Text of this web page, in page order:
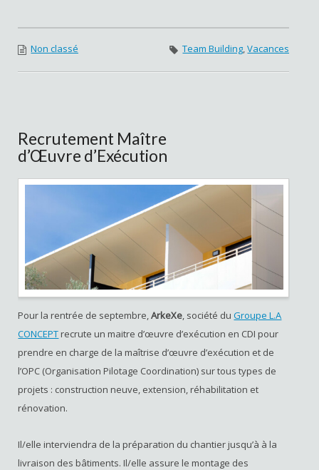
Non classé Team Building,Vacances
Recrutement Maître
d’Œuvre d’Exécution
Pour la rentrée de septembre,ArkeXe, société duGroupe L.A
CONCEPT recrute un maitre d’œuvre d’exécution en CDI pour
prendre en charge de la maîtrise d’œuvre d’exécution et de
l’OPC (Organisation Pilotage Coordination) sur tous types de
projets : construction neuve, extension, réhabilitation et
rénovation.
Il/elle interviendra de la préparation du chantier jusqu’à à la
livraison des bâtiments. Il/elle assure le montage des